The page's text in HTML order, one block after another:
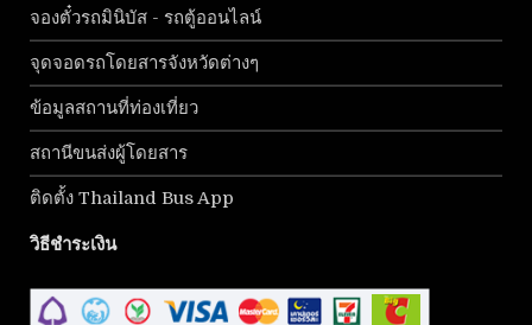
จองตั๋วรถมินิบัส - รถตู้ออนไลน์
จุดจอดรถโดยสารจังหวัดต่างๆ
ข้อมูลสถานที่ท่องเที่ยว
สถานีขนส่งผู้โดยสาร
ติดตั้ง Thailand Bus App
วิธีชำระเงิน